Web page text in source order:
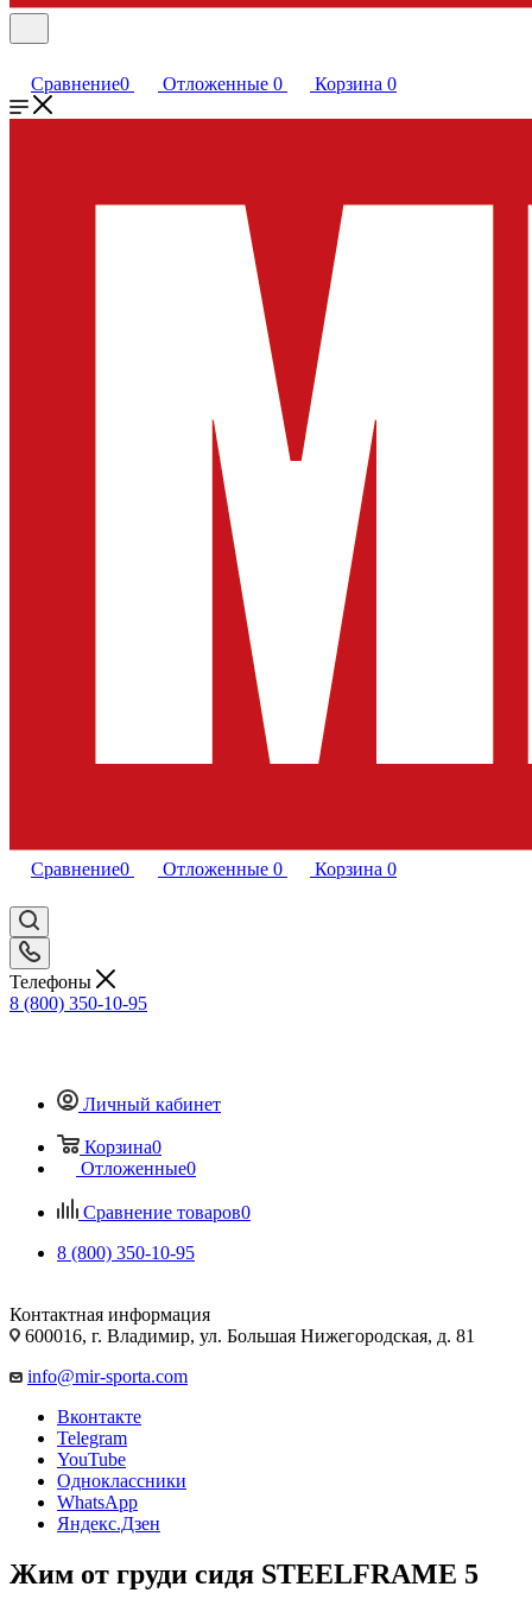
Сравнение0 Отложенные 0 Корзина 0
Сравнение0 Отложенные 0 Корзина 0
Телефоны
8 (800) 350-10-95
Личный кабинет
Корзина0
Отложенные0
Сравнение товаров0
8 (800) 350-10-95
Контактная информация
600016, г. Владимир, ул. Большая Нижегородская, д. 81
info@mir-sporta.com
Вконтакте
Telegram
YouTube
Одноклассники
WhatsApp
Яндекс.Дзен
Жим от груди сидя STEELFRAME 5